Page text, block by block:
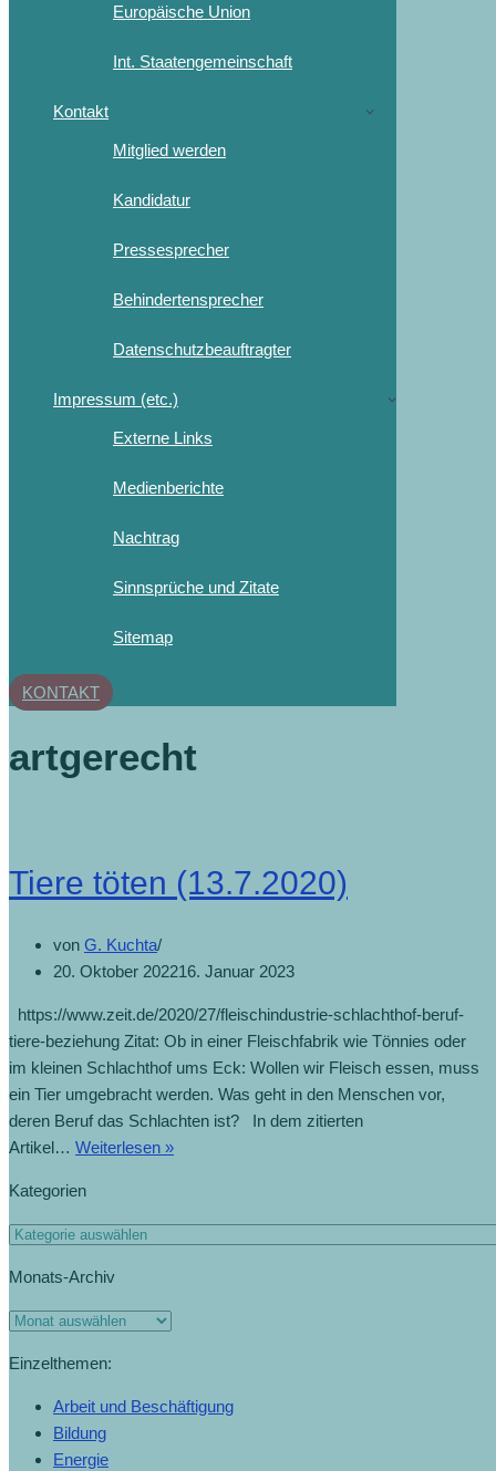
Europäische Union
Int. Staatengemeinschaft
Kontakt
Mitglied werden
Kandidatur
Pressesprecher
Behindertensprecher
Datenschutzbeauftragter
Impressum (etc.)
Externe Links
Medienberichte
Nachtrag
Sinnsprüche und Zitate
Sitemap
KONTAKT
artgerecht
Tiere töten (13.7.2020)
von G. Kuchta
20. Oktober 202216. Januar 2023
https://www.zeit.de/2020/27/fleischindustrie-schlachthof-beruf-
tiere-beziehung Zitat: Ob in einer Fleischfabrik wie Tönnies oder
im kleinen Schlachthof ums Eck: Wollen wir Fleisch essen, muss
ein Tier umgebracht werden. Was geht in den Menschen vor,
deren Beruf das Schlachten ist? In dem zitierten
Artikel… Weiterlesen »
Kategorien
Monats-Archiv
Einzelthemen:
Arbeit und Beschäftigung
Bildung
Energie